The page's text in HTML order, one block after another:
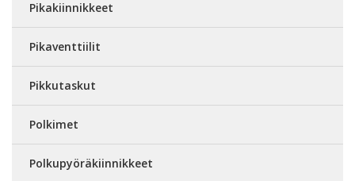
Pikakiinnikkeet
Pikaventtiilit
Pikkutaskut
Polkimet
Polkupyöräkiinnikkeet